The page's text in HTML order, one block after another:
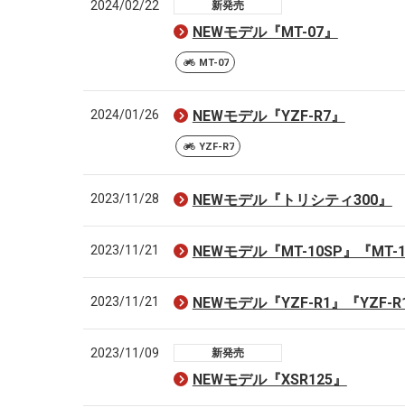
2024/02/22 新発売
NEWモデル『MT-07』
MT-07
2024/01/26 NEWモデル『YZF-R7』
YZF-R7
2023/11/28 NEWモデル『トリシティ300』
2023/11/21 NEWモデル『MT-10SP』『MT-
2023/11/21 NEWモデル『YZF-R1』『YZF-
2023/11/09 新発売
NEWモデル『XSR125』